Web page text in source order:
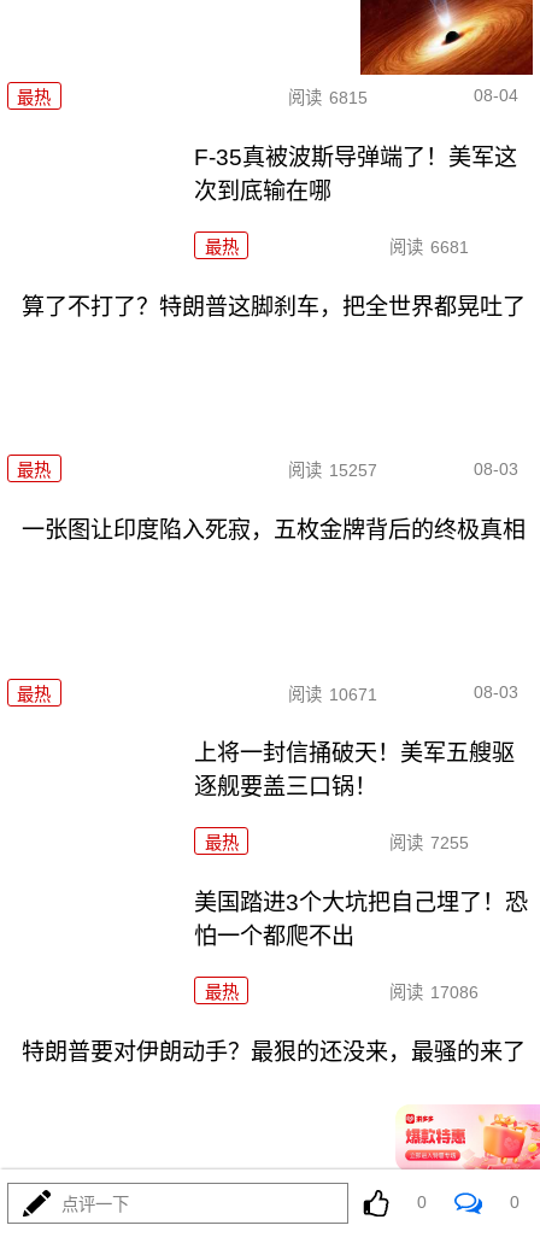
最热 阅读 6815 08-04
F-35真被波斯导弹端了！美军这
次到底输在哪
最热 阅读 6681
算了不打了？特朗普这脚刹车，把全世界都晃吐了
最热 阅读 15257 08-03
一张图让印度陷入死寂，五枚金牌背后的终极真相
最热 阅读 10671 08-03
上将一封信捅破天！美军五艘驱
逐舰要盖三口锅！
最热 阅读 7255
美国踏进3个大坑把自己埋了！恐
怕一个都爬不出
最热 阅读 17086
特朗普要对伊朗动手？最狠的还没来，最骚的来了
最热 5845 08-03
点评一下 0 0